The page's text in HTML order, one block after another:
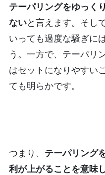
テーパリングをゆっく
ないと言えます。そし
いっても過度な騒ぎに
う。一方で、テーパリ
はセットになりやすい
ても明らかです。
つまり、 テーパリング
利が上がることを意味